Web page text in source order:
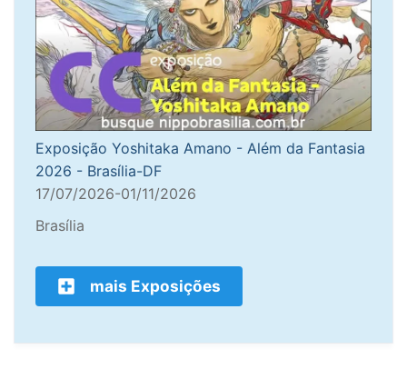
Exposição Yoshitaka Amano - Além da Fantasia
2026 - Brasília-DF
17/07/2026-01/11/2026
Brasília
mais Exposições